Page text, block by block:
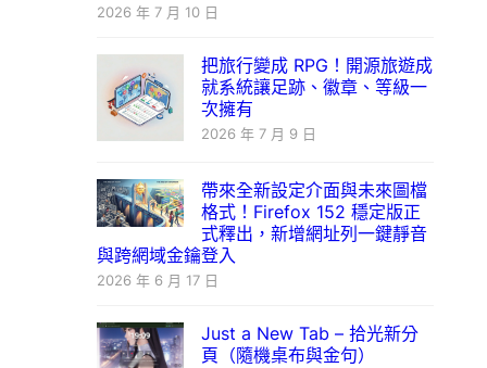
2026 年 7 月 10 日
把旅行變成 RPG！開源旅遊成
就系統讓足跡、徽章、等級一
次擁有
2026 年 7 月 9 日
帶來全新設定介面與未來圖檔
格式！Firefox 152 穩定版正
式釋出，新增網址列一鍵靜音
與跨網域金鑰登入
2026 年 6 月 17 日
Just a New Tab – 拾光新分
頁（隨機桌布與金句）